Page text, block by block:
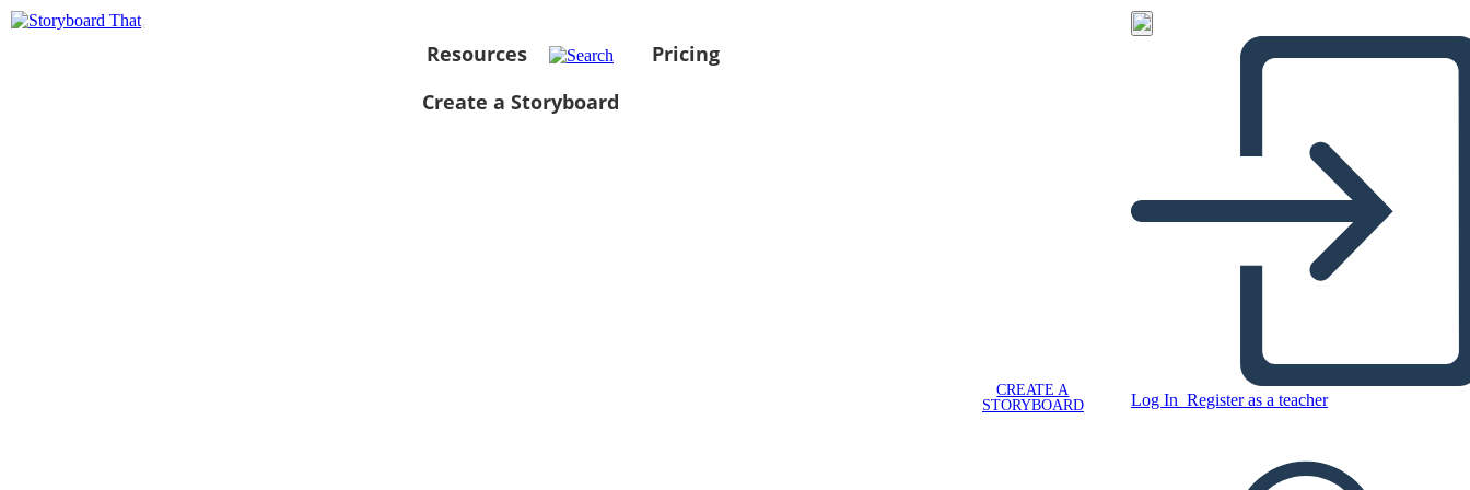
Resources
Pricing
Create a Storyboard
CREATE A
STORYBOARD
Log In Register as a teacher